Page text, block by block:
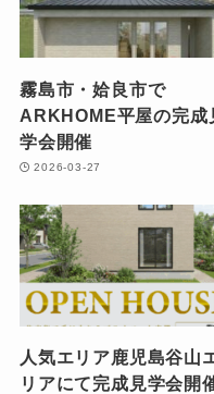
霧島市・姶良市で
ARKHOME平屋の完成
学会開催
2026-03-27
人気エリア鹿児島谷山
リアにて完成見学会開